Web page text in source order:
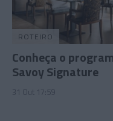
ROTEIRO
Conheça o
Savoy Signature
31 Out 17:59